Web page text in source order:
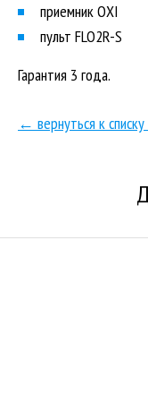
приемник OXI
пульт FLO2R-S
Гарантия 3 года.
← вернуться к